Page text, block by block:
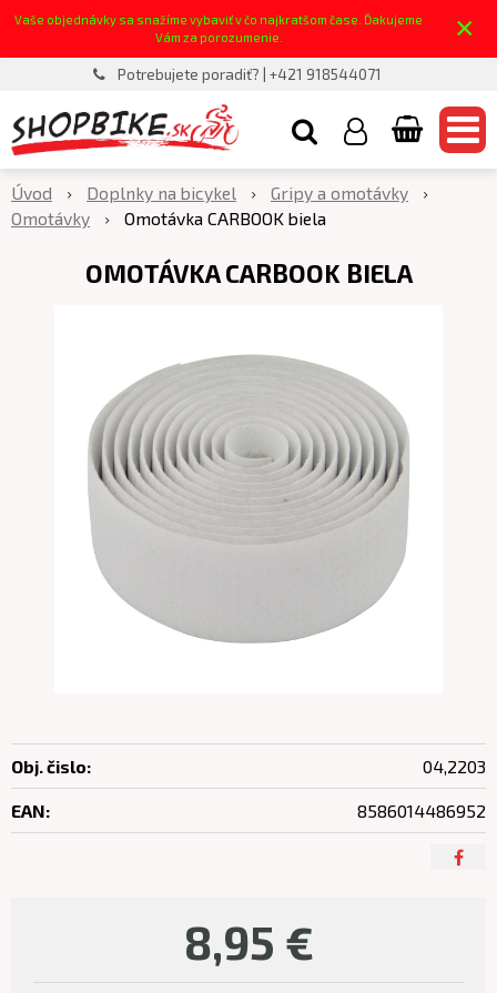
Vaše objednávky sa snažíme vybaviť v čo najkratšom čase. Ďakujeme
Vám za porozumenie.
×
Potrebujete poradiť? | +421 918544071
Úvod Doplnky na bicykel
Gripy a omotávky
Omotávky
Omotávka CARBOOK biela
OMOTÁVKA CARBOOK BIELA
8,95 €
Obj. čislo: 04,2203
EAN: 8586014486952